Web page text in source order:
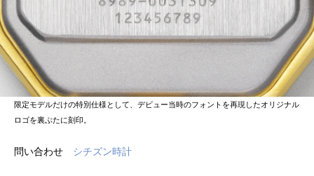
限定モデルだけの特別仕様として、デビュー当時のフォントを再現したオリジナル
ロゴを裏ぶたに刻印。
問い合わせ シチズン時計